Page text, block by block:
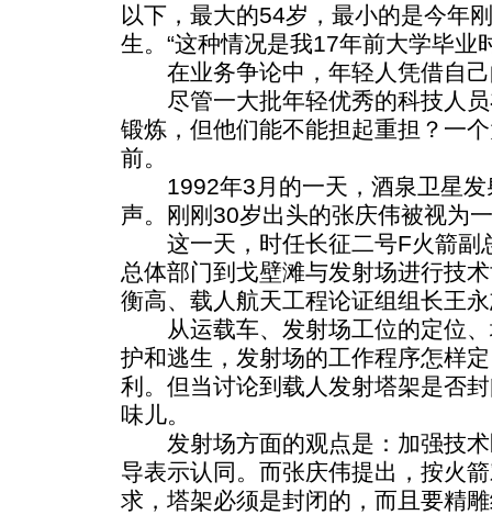
以下，最大的54岁，最小的是今年
生。“这种情况是我17年前大学毕业
在业务争论中，年轻人凭借自己
尽管一大批年轻优秀的科技人员
锻炼，但他们能不能担起重担？一
前。
1992年3月的一天，酒泉卫星发
声。刚刚30岁出头的张庆伟被视为
这一天，时任长征二号F火箭副
总体部门到戈壁滩与发射场进行技
衡高、载人航天工程论证组组长王
从运载车、发射场工位的定位、
护和逃生，发射场的工作程序怎样
利。但当讨论到载人发射塔架是否
味儿。
发射场方面的观点是：加强技术
导表示认同。而张庆伟提出，按火
求，塔架必须是封闭的，而且要精